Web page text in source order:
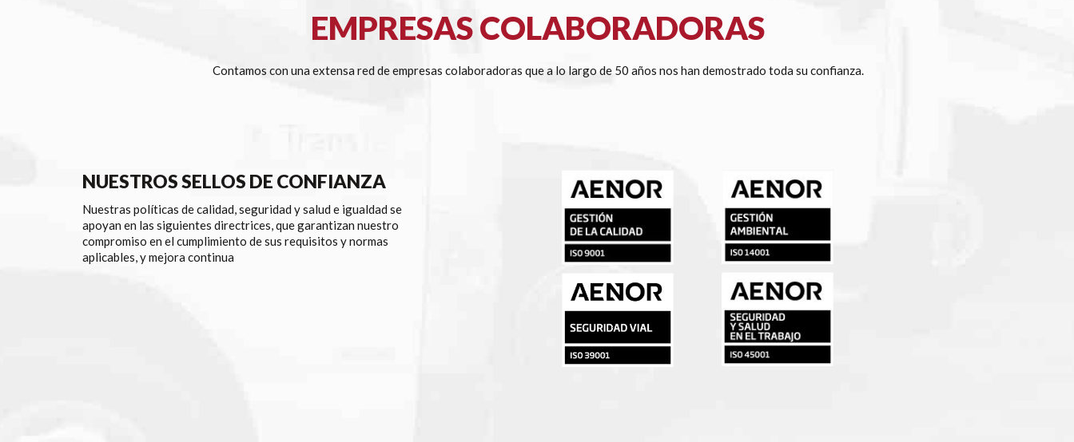
EMPRESAS COLABORADORAS
Contamos con una extensa red de empresas colaboradoras que a lo largo de 50 años nos han demostrado toda su confianza.
NUESTROS SELLOS DE CONFIANZA
Nuestras políticas de calidad, seguridad y salud e igualdad se
apoyan en las siguientes directrices, que garantizan nuestro
compromiso en el cumplimiento de sus requisitos y normas
aplicables, y mejora continua